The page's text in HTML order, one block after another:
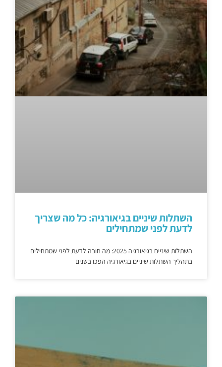
השתלות שיניים בגיאורגיה: כל מה שצריך
לדעת לפני שמתחילים
השתלות שיניים בגיאורגיה 2025: מה חובה לדעת לפני שמתחילים
בתהליך השתלות שיניים בגיאורגיה הפכו בשנים